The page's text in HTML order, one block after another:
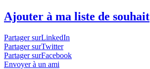
Ajouter à ma liste de souhait
Partager surLinkedIn
Partager surTwitter
Partager surFacebook
Envoyer à un ami